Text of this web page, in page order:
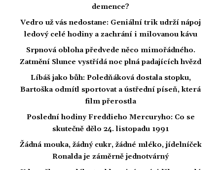
demence?
Vedro už vás nedostane: Geniální trik udrží nápoj
ledový celé hodiny a zachrání i milovanou kávu
Srpnová obloha předvede něco mimořádného.
Zatmění Slunce vystřídá noc plná padajících hvězd
Líbáš jako bůh: Poledňáková dostala stopku,
Bartoška odmítl sportovat a ústřední píseň, která
film přerostla
Poslední hodiny Freddieho Mercuryho: Co se
skutečně dělo 24. listopadu 1991
Žádná mouka, žádný cukr, žádné mléko, jídelníček
Ronalda je záměrně jednotvárný